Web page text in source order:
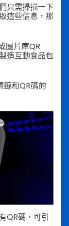
只需掃描一下
這些信息，那
圖片庫QR
造互動食品包
籤和QR碼的
QR碼，可引